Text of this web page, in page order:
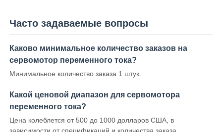
Часто задаваемые вопросы
Каково минимальное количество заказов на
сервомотор переменного тока?
Минимальное количество заказа 1 штук.
Какой ценовой диапазон для сервомотора
переменного тока?
Цена колеблется от 500 до 1000 долларов США, в
зависимости от спецификаций и количества заказа.